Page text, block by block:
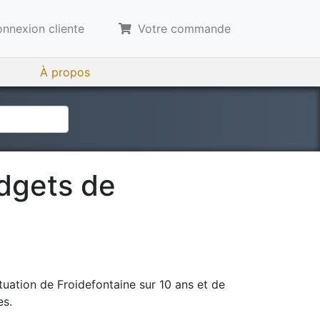
cliente Votre commande
À propos
de
de Froidefontaine sur 10 ans et de